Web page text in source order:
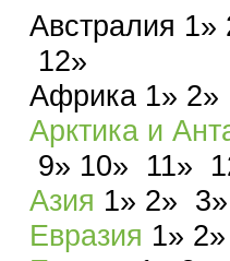
Австралия 1»
12»
Африка 1» 2
Арктика и
9» 10» 11»
Азия 1» 2» 3
Евразия 1» 2